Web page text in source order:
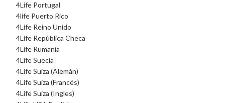
4Life Portugal
4life Puerto Rico
4Life Reino Unido
4Life República Checa
4Life Rumania
4Life Suecia
4Life Suiza (Alemán)
4Life Suiza (Francés)
4Life Suiza (Ingles)